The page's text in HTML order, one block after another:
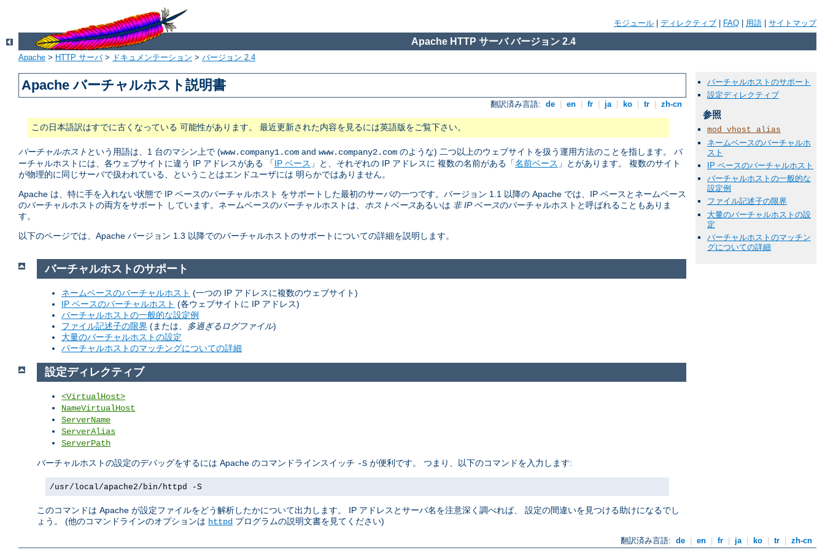
モジュール ディレクティブ FAQ 用語 サイトマップ
Apache HTTP サーバ バージョン 2.4
Apache > HTTP サーバ> ドキュメンテーション > バージョン 2.4
Apache バーチャルホスト説明書
翻訳済み言語: de en fr ja ko tr zh-cn
この日本語訳はすでに古くなっている 可能性があります。 最近更新された内容を見るには英語版をご覧下さい。
バーチャルホスト という用語は、1 台のマシン上で (www.company1.com and www.company2.com のような) 二つ以上のウェブサイトを扱う運用方法のことを指します。 バ
ーチャルホストには、各ウェブサイトに違う IP アドレスがある 「IP ベース 」と、それぞれの IP アドレスに 複数の名前がある「名前ベース 」とがあります。 複数のサイト
が物理的に同じサーバで扱われている、ということはエンドユーザには 明らかではありません。
Apache は、特に手を入れない状態で IP ベースのバーチャルホスト をサポートした最初のサーバの一つです。バージョン 1.1 以降の Apache では、IP ベースとネームベース
のバーチャルホストの両方をサポート しています。ネームベースのバーチャルホストは、 ホストベースあるいは 非 IP ベースのバーチャルホストと呼ばれることもありま
す。
以下のページでは、Apache バージョン 1.3 以降でのバーチャルホストのサポートについての詳細を説明します。
バーチャルホストのサポート
設定ディレクティブ
参照
mod_vhost_alias
ネームベースのバーチャルホ
スト
IP ベースのバーチャルホスト
バーチャルホストの一般的な
設定例
ファイル記述子の限界
大量のバーチャルホストの設
定
バーチャルホストのマッチン
グについての詳細
バーチャルホストのサポート
ネームベースのバーチャルホスト (一つの IP アドレスに複数のウェブサイト)
IP ベースのバーチャルホスト (各ウェブサイトに IP アドレス)
バーチャルホストの一般的な設定例
ファイル記述子の限界 (または、 多過ぎるログファイル)
大量のバーチャルホストの設定
バーチャルホストのマッチングについての詳細
設定ディレクティブ
<VirtualHost>
NameVirtualHost
ServerName
ServerAlias
ServerPath
バーチャルホストの設定のデバッグをするには Apache のコマンドラインスイッチ -S が便利です。 つまり、以下のコマンドを入力します:
/usr/local/apache2/bin/httpd -S
このコマンドは Apache が設定ファイルをどう解析したかについて出力します。 IP アドレスとサーバ名を注意深く調べれば、 設定の間違いを見つける助けになるでし
ょう。 (他のコマンドラインのオプションは httpd プログラムの説明文書を見てください)
翻訳済み言語: de en fr ja ko tr
zh-cn